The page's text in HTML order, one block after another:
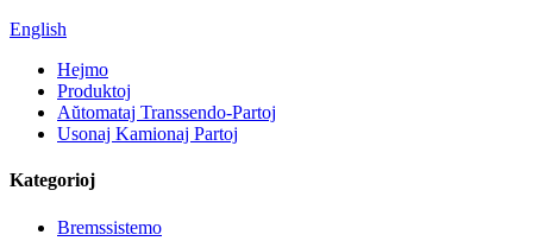
English
Hejmo
Produktoj
Aŭtomataj Transsendo-Partoj
Usonaj Kamionaj Partoj
Kategorioj
Bremssistemo